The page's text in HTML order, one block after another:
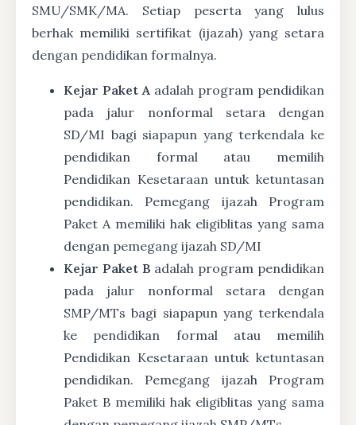
SMU/SMK/MA. Setiap peserta yang lulus
berhak memiliki sertifikat (ijazah) yang setara
dengan pendidikan formalnya.
Kejar Paket A adalah program pendidikan
pada jalur nonformal setara dengan
SD/MI bagi siapapun yang terkendala ke
pendidikan formal atau memilih
Pendidikan Kesetaraan untuk ketuntasan
pendidikan. Pemegang ijazah Program
Paket A memiliki hak eligiblitas yang sama
dengan pemegang ijazah SD/MI
Kejar Paket B adalah program pendidikan
pada jalur nonformal setara dengan
SMP/MTs bagi siapapun yang terkendala
ke pendidikan formal atau memilih
Pendidikan Kesetaraan untuk ketuntasan
pendidikan. Pemegang ijazah Program
Paket B memiliki hak eligiblitas yang sama